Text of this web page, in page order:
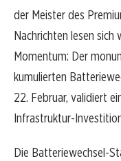
der Meister des
Nachrichten lesen sich
Momentum: Der
kumulierten
22. Februar, validiert
Infrastruktur-
Die Batteriewechsel-